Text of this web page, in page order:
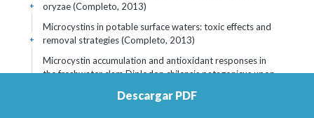
oryzae (Completo, 2013)
+
Microcystins in potable surface waters: toxic effects and
removal strategies (Completo, 2013)
+
Microcystin accumulation and antioxidant responses in
the freshwater clam Diplodon chilensis patagonicus upon
Descargar PDF